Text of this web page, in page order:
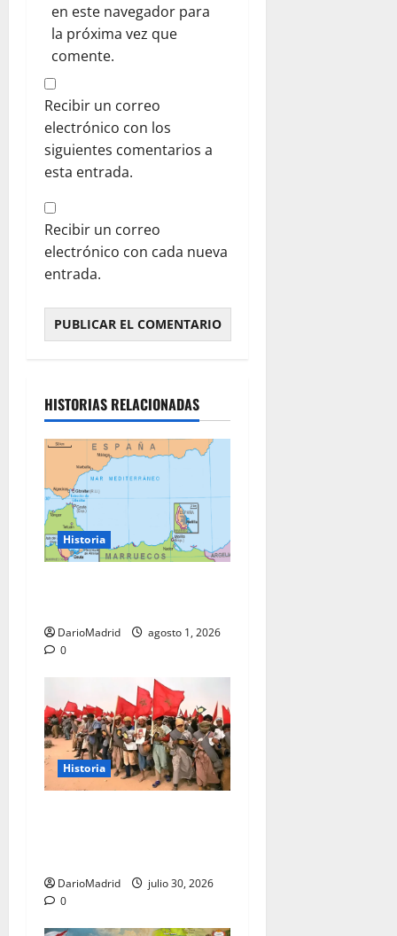
en este navegador para
la próxima vez que
comente.
Recibir un correo
electrónico con los
siguientes comentarios a
esta entrada.
Recibir un correo
electrónico con cada nueva
entrada.
HISTORIAS RELACIONADAS
Historia
DarioMadrid
agosto 1, 2026
0
Historia
DarioMadrid
julio 30, 2026
0